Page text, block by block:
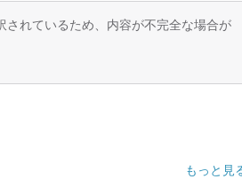
れているため、内容が不完全な場合が
もっと見